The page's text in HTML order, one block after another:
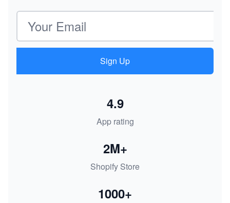
Email address
Sign Up
App rating
4.9
Shopify Store
2M+
1000+